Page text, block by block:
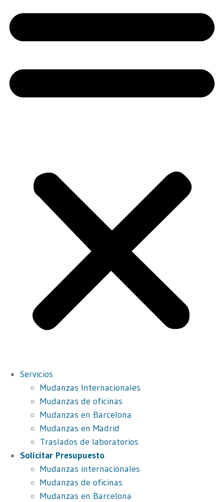
Servicios
Mudanzas Internacionales
Mudanzas de oficinas
Mudanzas en Barcelona
Mudanzas en Madrid
Traslados de laboratorios
Solicitar Presupuesto
Mudanzas internacionales
Mudanzas de oficinas
Mudanzas en Barcelona